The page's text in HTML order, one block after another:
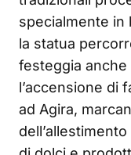
specialmente in
la statua
festeggia anche
l’accensione di
ad Agira,